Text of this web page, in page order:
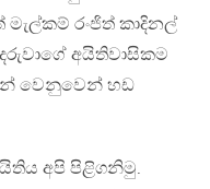
රංජිත් කාදිනල්
අයිතිවාසිකම
වෙනුවෙන් හඩ
අපි පිළිගනිමු.